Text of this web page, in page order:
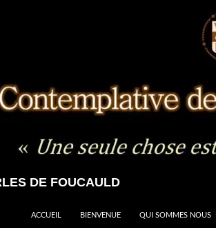
DE FOUCAULD
ACCUEIL BIENVENUE QUI SOMMES NOUS